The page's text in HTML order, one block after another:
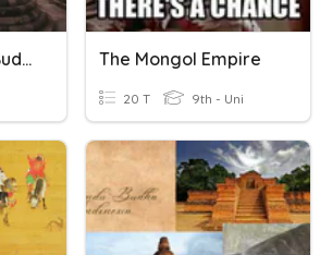
Kerajaan Hindu-Budha Di Indonesia The Mongol Empire
20 T 9th - Uni